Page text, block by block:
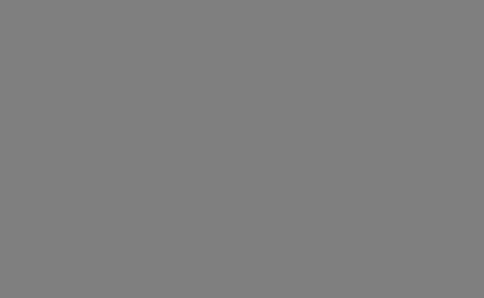
Du kan også supplere med ekstra hylleplan. Ekstra hyller og flere